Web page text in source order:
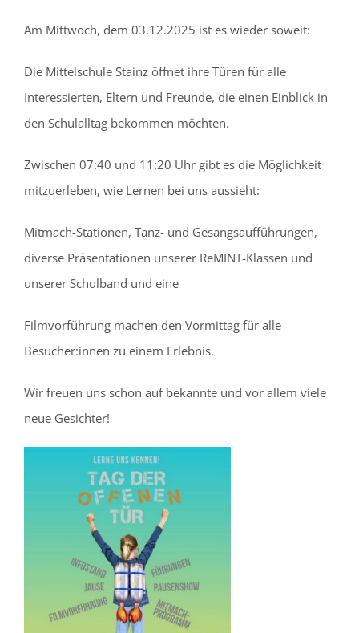
Am Mittwoch, dem 03.12.2025 ist es wieder soweit:
Die Mittelschule Stainz öffnet ihre Türen für alle
Interessierten, Eltern und Freunde, die einen Einblick in
den Schulalltag bekommen möchten.
Zwischen 07:40 und 11:20 Uhr gibt es die Möglichkeit
mitzuerleben, wie Lernen bei uns aussieht:
Mitmach-Stationen, Tanz- und Gesangsaufführungen,
diverse Präsentationen unserer ReMINT-Klassen und
unserer Schulband und eine
Filmvorführung machen den Vormittag für alle
Besucher:innen zu einem Erlebnis.
Wir freuen uns schon auf bekannte und vor allem viele
neue Gesichter!